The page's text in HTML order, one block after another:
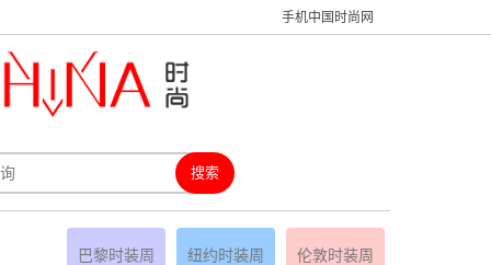
手机中国时尚网
巴黎时装周 纽约时装周 伦敦时装周